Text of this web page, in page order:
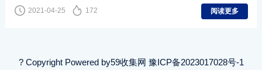
2021-04-25 172 阅读更多
? Copyright Powered by59收集网 豫ICP备2023017028号-1